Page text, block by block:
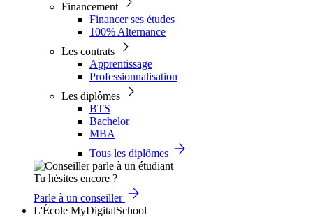
Financement
Financer ses études
100% Alternance
Les contrats
Apprentissage
Professionnalisation
Les diplômes
BTS
Bachelor
MBA
Tous les diplômes
Tu hésites encore ?
Parle à un conseiller
L'École MyDigitalSchool